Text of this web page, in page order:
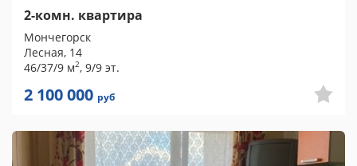
2-комн. квартира
Мончегорск
Лесная, 14
46/37/9 м2, 9/9 эт.
2 100 000 руб